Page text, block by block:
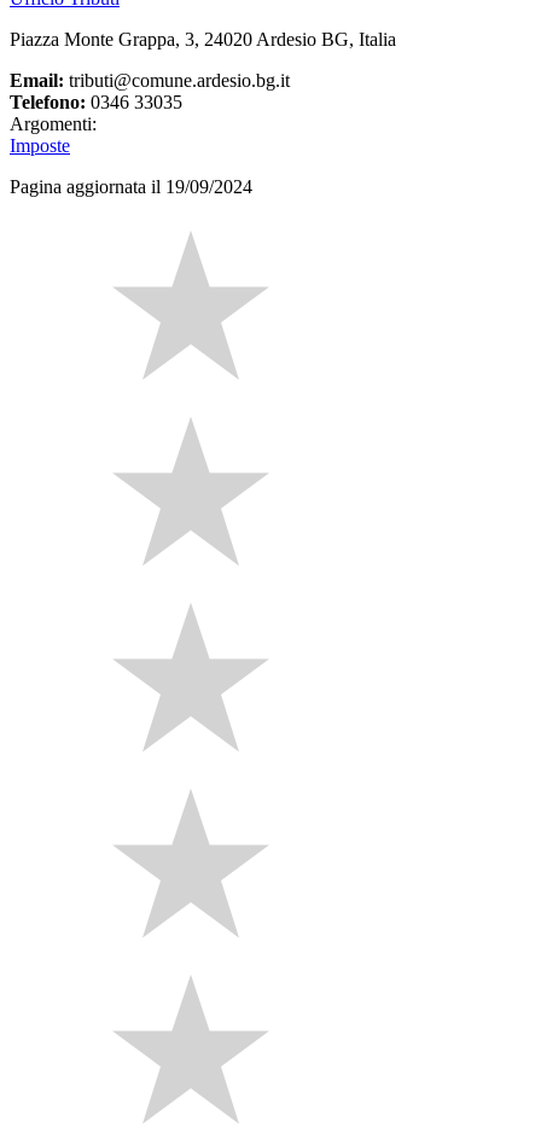
Piazza Monte Grappa, 3, 24020 Ardesio BG, Italia
Email: tributi@comune.ardesio.bg.it
Telefono: 0346 33035
Argomenti:
Imposte
Pagina aggiornata il 19/09/2024